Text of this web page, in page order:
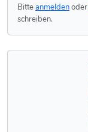
Bitteanmeldenoder
schreiben.